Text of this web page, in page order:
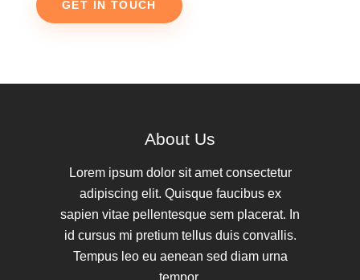
About Us
Lorem ipsum dolor sit amet consectetur
adipiscing elit. Quisque faucibus ex
sapien vitae pellentesque sem placerat. In
id cursus mi pretium tellus duis convallis.
Tempus leo eu aenean sed diam urna